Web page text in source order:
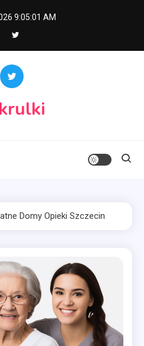
9:05:02 AM
Domy Opieki Szczecin